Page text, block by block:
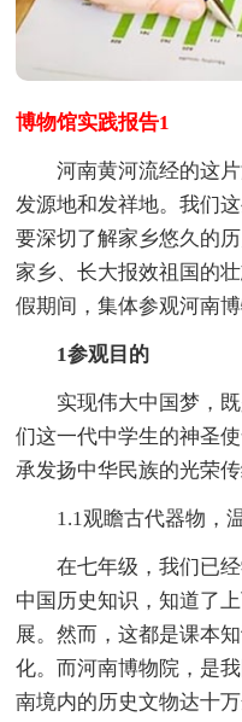
博物馆实践报告1
河南黄河流经的这片
发源地和发祥地。我们
要深切了解家乡悠久的
家乡、长大报效祖国的
假期间，集体参观河南博
1参观目的
实现伟大中国梦，既
们这一代中学生的神圣
承发扬中华民族的光荣
1.1观瞻古代器物，
在七年级，我们已经
中国历史知识，知道了
展。然而，这都是课本
化。而河南博物院，是
南境内的历史文物达十